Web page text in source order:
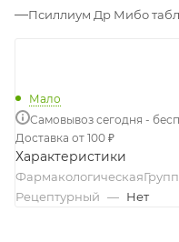
—Псиллиум Др Мибо
Мало
Самовывоз сегодня -
Доставка от 100 ₽
Характеристики
Рецептурный — Нет